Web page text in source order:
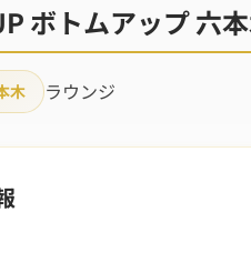
ボトムアップ 六
木 ラウンジ